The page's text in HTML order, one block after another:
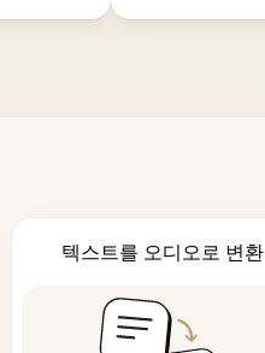
텍스트를 오디오로 변환